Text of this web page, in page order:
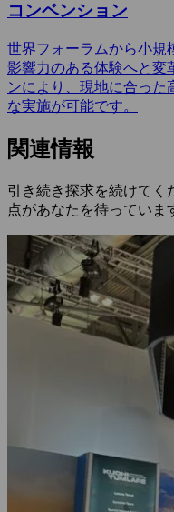
コンベンション
世界フォーラムから小規
影響力のある体験へと変
ンにより、現地に合った
な実施が可能です。
関連情報
引き続き探求を続けてく
点があなたを待っていま